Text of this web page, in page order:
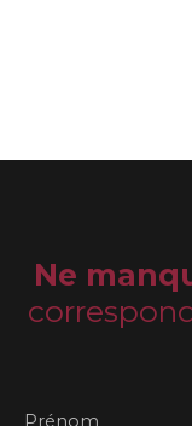
Ne
Prénom